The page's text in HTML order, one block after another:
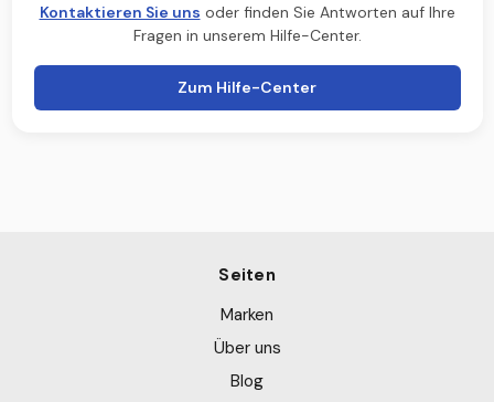
Kontaktieren Sie uns oder finden Sie Antworten auf Ihre
Fragen in unserem Hilfe-Center.
Zum Hilfe-Center
Seiten
Marken
Über uns
Blog